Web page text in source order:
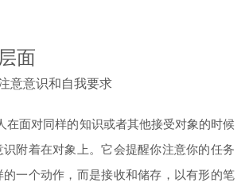
面
意意识和自我要求
在面对同样的知识或者其他接受对象的时候
附着在对象上。它会提醒你注意你的任务
一个动作，而是接收和储存，以有形的笔